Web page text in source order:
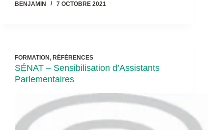
BENJAMIN 7 OCTOBRE 2021
FORMATION, RÉFÉRENCES
SÉNAT – Sensibilisation d’Assistants
Parlementaires